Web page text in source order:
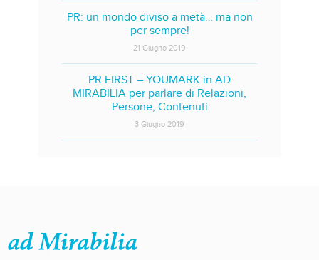
PR: un mondo diviso a metà… ma non
per sempre!
21 Giugno 2019
PR FIRST – YOUMARK in AD
MIRABILIA per parlare di Relazioni,
Persone, Contenuti
3 Giugno 2019